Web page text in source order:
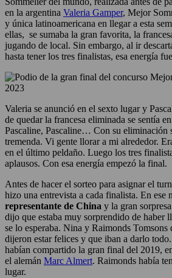
en la argentina Valeria Gamper, Mejor
y única latinoamericana en llegar a esta
ellas, se sumaba la gran favorita, la
jugando de local. Sin embargo, al ir
hasta tener los tres finalistas, esa energía
Valeria se anunció en el sexto lugar y
de quedar la francesa eliminada se sentía
Pascaline, Pascaline… Con su eliminación
tremenda. Vi gente llorar a mi alrededor.
en el último peldaño. Luego los tres
aplausos. Con esa energía empezó la final.
Antes de hacer el sorteo para asignar el
hizo una entrevista a cada finalista. En ese
representante de China y la gran
dijo que estaba muy sorprendido de haber
se lo esperaba. Nina y Raimonds Tomsons
dijeron estar felices y que iban a darlo
habían compartido la gran final del 2019,
el alemán Marc Almert. Raimonds había
lugar.